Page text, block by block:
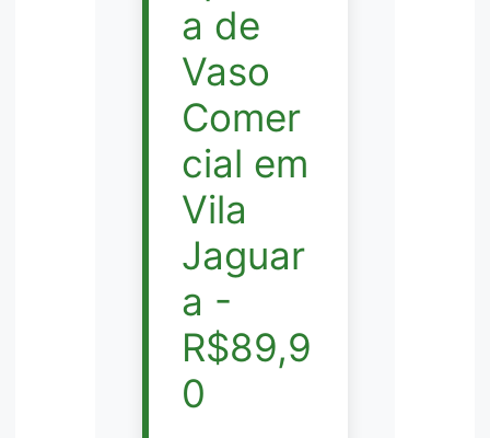
a de
Vaso
Comer
cial em
Vila
Jaguar
a -
R$89,9
0